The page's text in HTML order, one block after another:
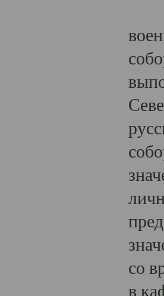
со
в